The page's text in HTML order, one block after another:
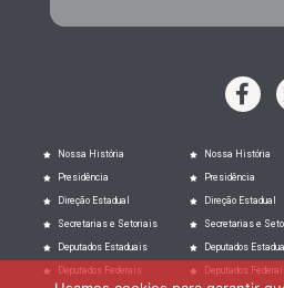
Nossa História
Presidência
Direção Estadual
Secretarias e Setoriais
Deputados Estaduais
Deputados Federais
Nossa História
Presidência
Direção Estadual
Secretarias e
Deputados
Deputados